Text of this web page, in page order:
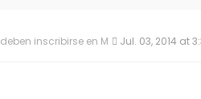
inscribirse en MinTrabajo.com
Jul. 03, 2014 at